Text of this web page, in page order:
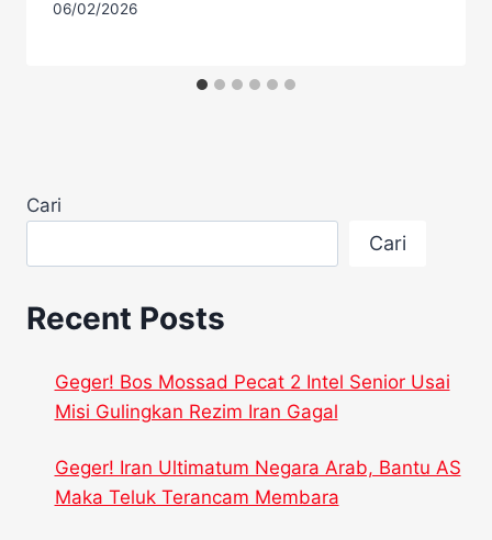
06/02/2026
Cari
Cari
Recent Posts
Geger! Bos Mossad Pecat 2 Intel Senior Usai
Misi Gulingkan Rezim Iran Gagal
Geger! Iran Ultimatum Negara Arab, Bantu AS
Maka Teluk Terancam Membara